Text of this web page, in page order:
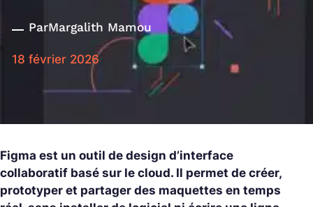
ParMargalith Mamou
18 février 2026
Figma est un outil de design d’interface
collaboratif basé sur le cloud. Il permet de créer,
prototyper et partager des maquettes en temps